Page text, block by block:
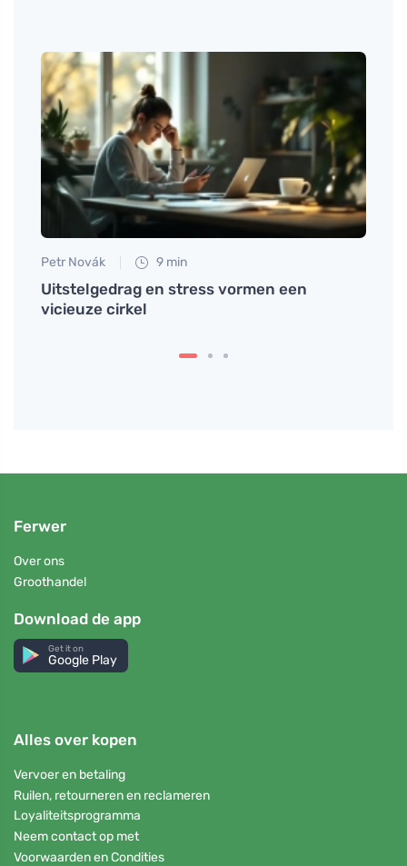
Petr Novák 9 min
Uitstelgedrag en stress vormen een
vicieuze cirkel
Ferwer
Over ons
Groothandel
Download de app
Get it on
Google Play
Alles over kopen
Vervoer en betaling
Ruilen, retourneren en reclameren
Loyaliteitsprogramma
Neem contact op met
Voorwaarden en Condities